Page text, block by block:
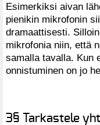
Esimerkiksi aivan
pienikin mikrofonin
dramaattisesti.
mikrofonia niin, että
samalla tavalla. Kun
onnistuminen on jo
3§ Tarkastele